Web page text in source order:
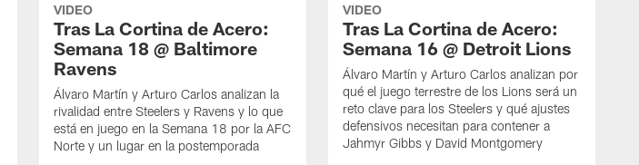
VIDEO
Tras La Cortina de Acero:
Semana 18 @ Baltimore
Ravens
Álvaro Martín y Arturo Carlos analizan la
rivalidad entre Steelers y Ravens y lo que
está en juego en la Semana 18 por la AFC
Norte y un lugar en la postemporada
VIDEO
Tras La Cortina de Acero:
Semana 16 @ Detroit Lions
Álvaro Martín y Arturo Carlos analizan por
qué el juego terrestre de los Lions será un
reto clave para los Steelers y qué ajustes
defensivos necesitan para contener a
Jahmyr Gibbs y David Montgomery